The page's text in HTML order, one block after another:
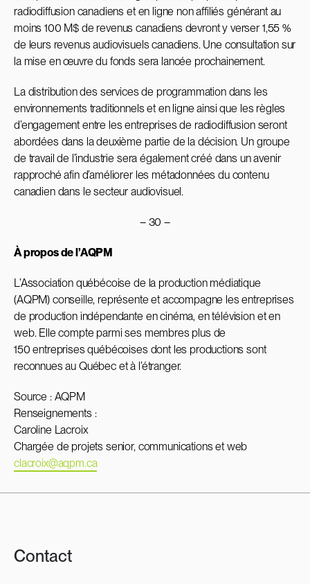
radiodiffusion canadiens et en ligne non affiliés générant au
moins 100 M$ de revenus canadiens devront y verser 1,55 %
de leurs revenus audiovisuels canadiens. Une consultation sur
la mise en œuvre du fonds sera lancée prochainement.
La distribution des services de programmation dans les
environnements traditionnels et en ligne ainsi que les règles
d’engagement entre les entreprises de radiodiffusion seront
abordées dans la deuxième partie de la décision. Un groupe
de travail de l’industrie sera également créé dans un avenir
rapproché afin d’améliorer les métadonnées du contenu
canadien dans le secteur audiovisuel.
– 30 –
À propos de l’AQPM
L’Association québécoise de la production médiatique
(AQPM) conseille, représente et accompagne les entreprises
de production indépendante en cinéma, en télévision et en
web. Elle compte parmi ses membres plus de
150 entreprises québécoises dont les productions sont
reconnues au Québec et à l’étranger.
Source : AQPM
Renseignements :
Caroline Lacroix
Chargée de projets senior, communications et web
clacroix@aqpm.ca
Contact